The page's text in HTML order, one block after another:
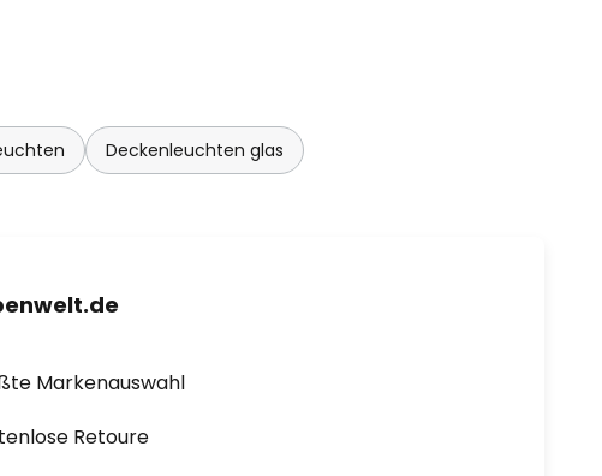
Deckenleuchten glas
Markenauswahl
Retoure